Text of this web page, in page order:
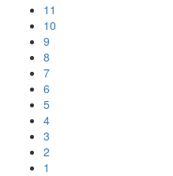
11
10
9
8
7
6
5
4
3
2
1